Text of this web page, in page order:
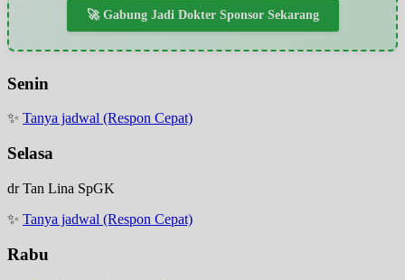
🚀 Gabung Jadi Dokter Sponsor Sekarang
Senin
✨ Tanya jadwal (Respon Cepat)
Selasa
dr Tan Lina SpGK
✨ Tanya jadwal (Respon Cepat)
Rabu